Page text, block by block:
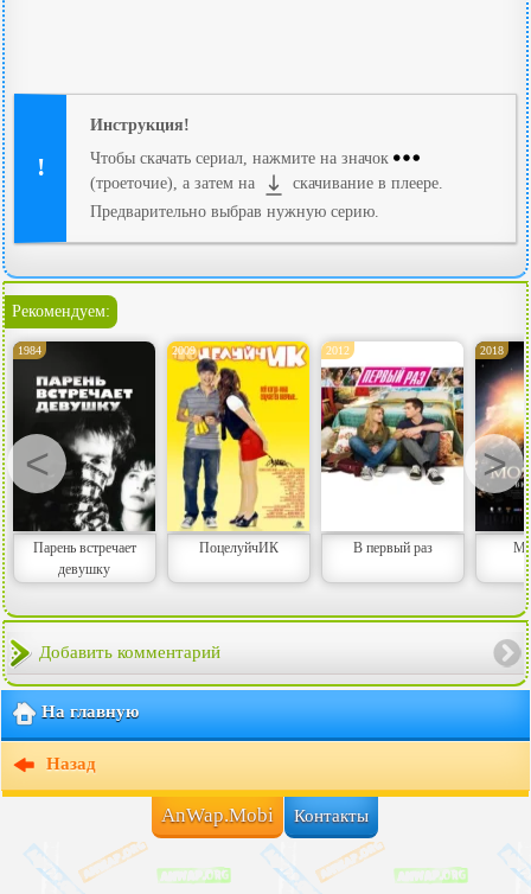
Инструкция!
Чтобы скачать сериал, нажмите на значок
(троеточие), а затем на
скачивание в плеере.
Предварительно выбрав нужную серию.
Рекомендуем:
1984
Парень встречает
девушку
2009
ПоцелуйчИК
2012
В первый раз
2018
< >
Добавить комментарий
На главную
Назад
AnWap.Mobi Контакты